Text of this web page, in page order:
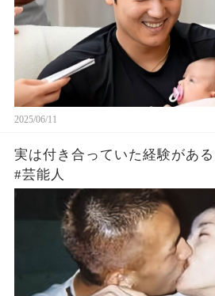
2025/06/11
実は付き合っていた経験があ
#芸能人